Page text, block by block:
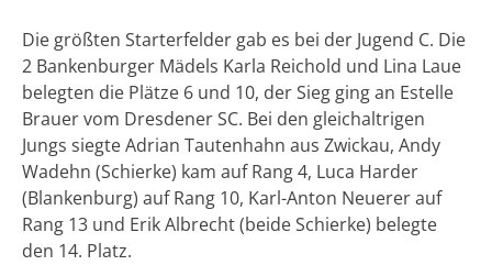
Die größten Starterfelder gab es bei der Jugend C. Die
2 Bankenburger Mädels Karla Reichold und Lina Laue
belegten die Plätze 6 und 10, der Sieg ging an Estelle
Brauer vom Dresdener SC. Bei den gleichaltrigen
Jungs siegte Adrian Tautenhahn aus Zwickau, Andy
Wadehn (Schierke) kam auf Rang 4, Luca Harder
(Blankenburg) auf Rang 10, Karl-Anton Neuerer auf
Rang 13 und Erik Albrecht (beide Schierke) belegte
den 14. Platz.